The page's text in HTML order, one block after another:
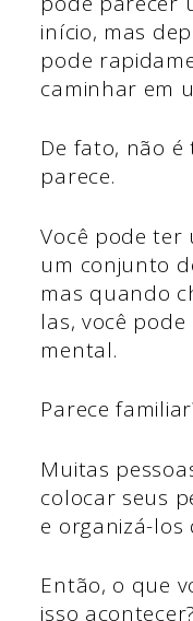
início, mas
pode
caminhar em
De fato, não
parece.
Você pode
um conjunto
mas quando
las, você
mental.
Parece
Muitas
colocar seus
e organizá-los
Então, o que
isso acontecer?